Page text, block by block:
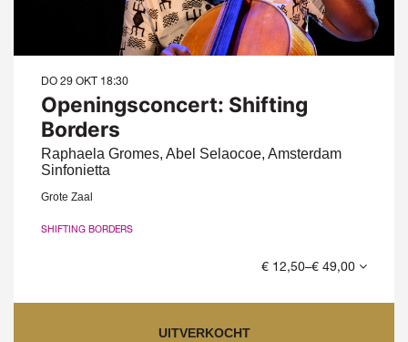
Openingsconcert: Shifting
Borders
Raphaela Gromes, Abel Selaocoe, Amsterdam
Sinfonietta
DO 29 OKT 18:30
Grote Zaal
SHIFTING BORDERS
€ 12,50–€ 49,00
UITVERKOCHT